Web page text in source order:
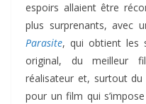
espoirs allaient être
plus surprenants, avec
Parasite, qui obtient les
original, du meilleur
réalisateur et, surtout
pour un film qui